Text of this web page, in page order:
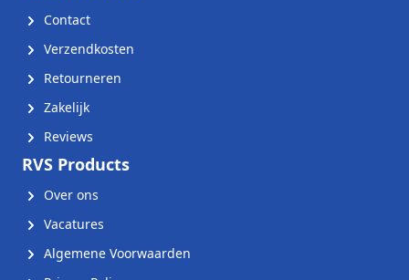
Contact
Verzendkosten
Retourneren
Zakelijk
Reviews
RVS Products
Over ons
Vacatures
Algemene Voorwaarden